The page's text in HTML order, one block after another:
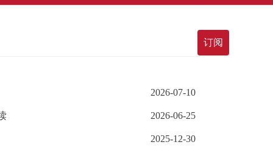
订阅
2026-07-10
2026-06-25
2025-12-30